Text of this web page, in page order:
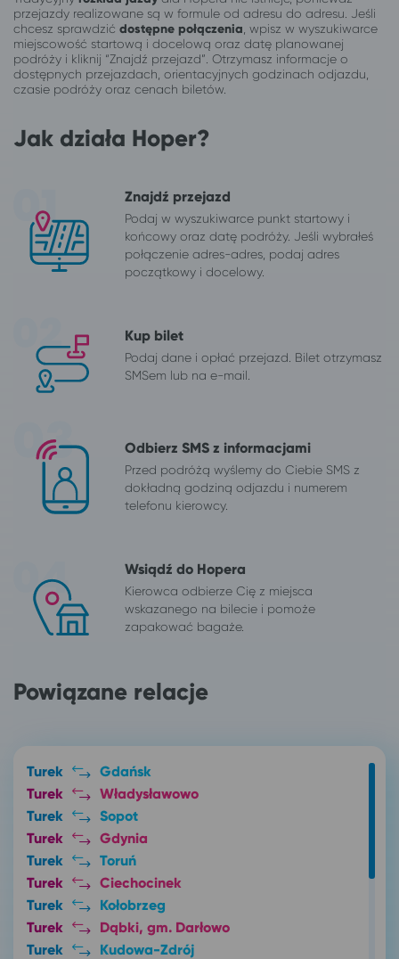
przejazdy realizowane są w formule od adresu do adresu. Jeśli
chcesz sprawdzić dostępne połączenia , wpisz w wyszukiwarce
miejscowość startową i docelową oraz datę planowanej
podróży i kliknij “Znajdź przejazd”. Otrzymasz informacje o
dostępnych przejazdach, orientacyjnych godzinach odjazdu,
czasie podróży oraz cenach biletów.
Jak działa Hoper?
Znajdź przejazd
Podaj w wyszukiwarce punkt startowy i
końcowy oraz datę podróży. Jeśli wybrałeś
połączenie adres-adres, podaj adres
początkowy i docelowy.
Kup bilet
Podaj dane i opłać przejazd. Bilet otrzymasz
SMSem lub na e-mail.
Odbierz SMS z informacjami
Przed podróżą wyślemy do Ciebie SMS z
dokładną godziną odjazdu i numerem
telefonu kierowcy.
Wsiądź do Hopera
Kierowca odbierze Cię z miejsca
wskazanego na bilecie i pomoże
zapakować bagaże.
Powiązane relacje
Turek
Gdańsk
Turek
Władysławowo
Turek
Sopot
Turek
Gdynia
Turek
Toruń
Turek
Ciechocinek
Turek
Kołobrzeg
Turek
Dąbki, gm. Darłowo
Turek
Kudowa-Zdrój